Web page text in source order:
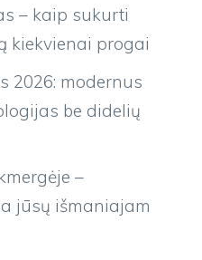
– kaip sukurti
kiekvienai progai
2026: modernus
be didelių
–
jūsų išmaniajam